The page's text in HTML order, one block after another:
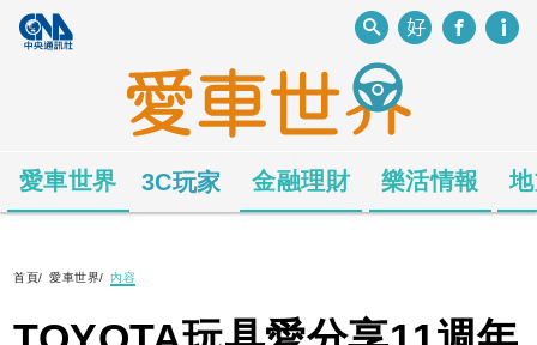
愛車世界 3C玩家 金融理財 樂活情報
首頁/ 愛車世界/ 內容